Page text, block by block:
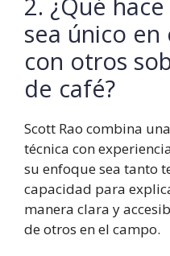
sea único
con otros
de café?
Scott Rao combina
técnica con
su enfoque sea tanto
capacidad para
manera clara y
de otros en el campo.